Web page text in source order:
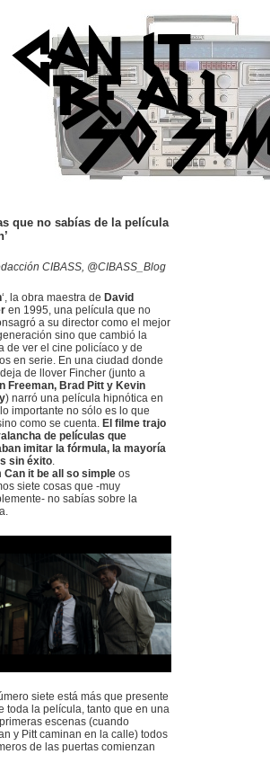
que no sabías de la película
CIBASS, @CIBASS_Blog
‘, la obra maestra de David
en 1995, una película que no
a su director como el mejor
sino que cambió la
de ver el cine policíaco y de
en serie. En una ciudad donde
de llover Fincher (junto a
Freeman, Brad Pitt y Kevin
) narró una película hipnótica en
importante no sólo es lo que
como se cuenta. El filme trajo
de películas que
imitar la fórmula, la mayoría
sin éxito.
Can it be all so simple os
siete cosas que -muy
no sabías sobre la
siete está más que presente
toda la película, tanto que en una
escenas (cuando
y Pitt caminan en la calle) todos
de las puertas comienzan